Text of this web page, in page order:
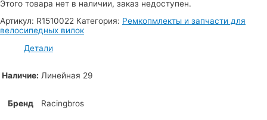
Этого товара нет в наличии, заказ недоступен.
Артикул: R1510022 Категория: Ремкопмлекты и запчасти для
велосипедных вилок
Детали
Наличие: Линейная 29
Бренд Racingbros